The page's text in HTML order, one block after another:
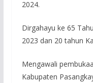
2024.
Dirgahayu ke 65
2023 dan 20 tahun
Mengawali
Kabupaten